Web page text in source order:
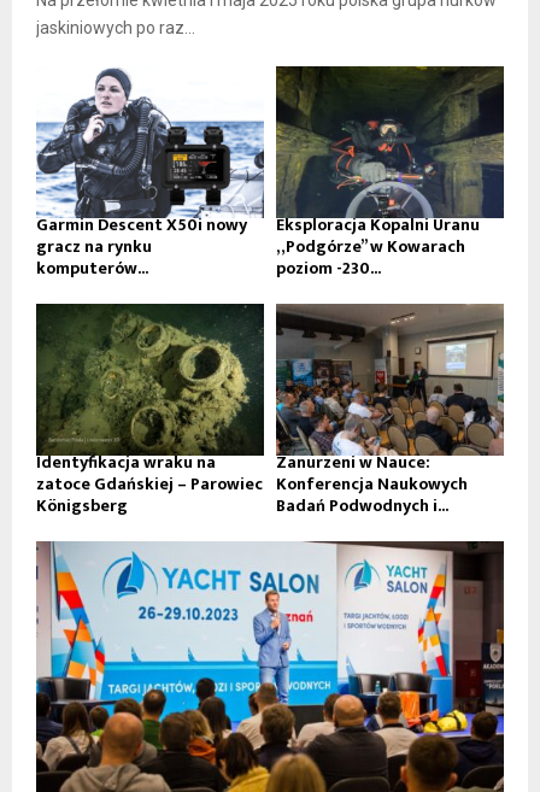
jaskiniowych po raz...
Garmin Descent X50i nowy
gracz na rynku
komputerów...
Eksploracja Kopalni Uranu
„Podgórze” w Kowarach
poziom -230...
Identyfikacja wraku na
zatoce Gdańskiej – Parowiec
Königsberg
Zanurzeni w Nauce:
Konferencja Naukowych
Badań Podwodnych i...